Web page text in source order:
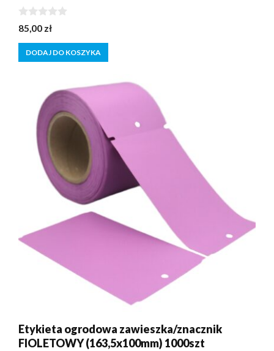
0
z
5
85,00 zł
DODAJ DO KOSZYKA
Etykieta ogrodowa zawieszka/znacznik
FIOLETOWY (163,5x100mm) 1000szt